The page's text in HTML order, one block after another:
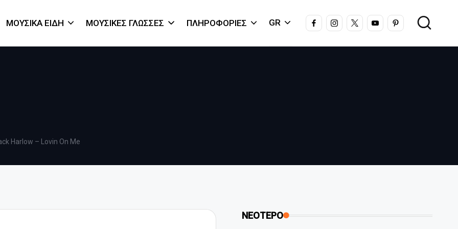
ΜΟΥΣΙΚΆ ΕΊΔΗ ΜΟΥΣΙΚΈΣ ΓΛΏΣΣΕΣ ΠΛΗΡΟΦΟΡΊΕΣ GR FACEBOOKINSTAGRAM
X YOUTUBEPINTEREST
Harlow – Lovin On Me
ΝΕΟΤΕΡΟ